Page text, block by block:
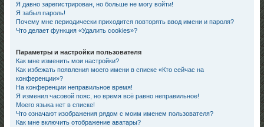
Я давно зарегистрирован, но больше не могу войти!
Я забыл пароль!
Почему мне периодически приходится повторять ввод имени и пароля?
Что делает функция «Удалить cookies»?
Параметры и настройки пользователя
Как мне изменить мои настройки?
Как избежать появления моего имени в списке «Кто сейчас на
конференции»?
На конференции неправильное время!
Я изменил часовой пояс, но время всё равно неправильное!
Моего языка нет в списке!
Что означают изображения рядом с моим именем пользователя?
Как мне включить отображение аватары?